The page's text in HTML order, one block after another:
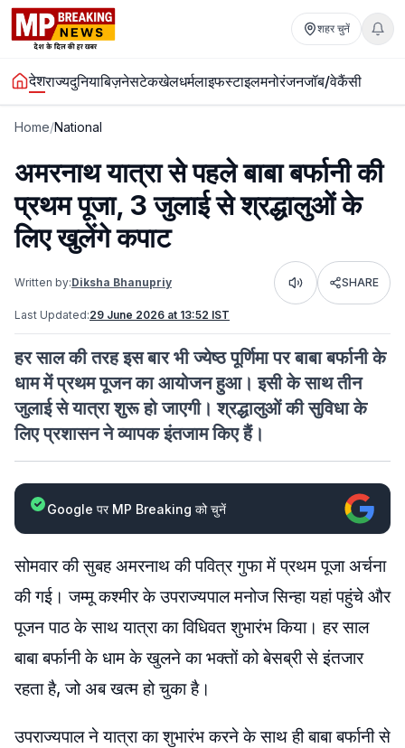
शहर चुनें
देशराज्यदुनियाबिज़नेसटेकखेलधर्मलाइफस्टाइलमनोरंजनजॉब/वेकैंसी
Home/National
अमरनाथ यात्रा से पहले बाबा बर्फानी की
प्रथम पूजा, 3 जुलाई से श्रद्धालुओं के
लिए खुलेंगे कपाट
Written by:Diksha Bhanupriy Listen SHARE
Last Updated:29 June 2026 at 13:52 IST
हर साल की तरह इस बार भी ज्येष्ठ पूर्णिमा पर बाबा बर्फानी के
धाम में प्रथम पूजन का आयोजन हुआ। इसी के साथ तीन
जुलाई से यात्रा शुरू हो जाएगी। श्रद्धालुओं की सुविधा के
लिए प्रशासन ने व्यापक इंतजाम किए हैं।
Google पर MP Breaking को चुनें
सोमवार की सुबह अमरनाथ की पवित्र गुफा में प्रथम पूजा अर्चना
की गई। जम्मू कश्मीर के उपराज्यपाल मनोज सिन्हा यहां पहुंचे और
पूजन पाठ के साथ यात्रा का विधिवत शुभारंभ किया। हर साल
बाबा बर्फानी के धाम के खुलने का भक्तों को बेसब्री से इंतजार
रहता है, जो अब खत्म हो चुका है।
उपराज्यपाल ने यात्रा का शुभारंभ करने के साथ ही बाबा बर्फानी से